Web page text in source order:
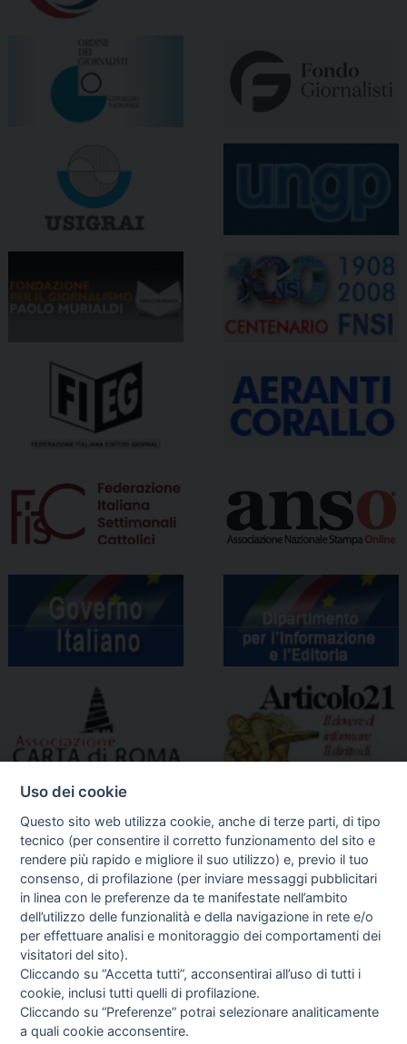
I libri Vedi tutti
Uso dei cookie
Questo sito web utilizza cookie, anche di terze parti, di tipo
tecnico (per consentire il corretto funzionamento del sito e
rendere più rapido e migliore il suo utilizzo) e, previo il tuo
consenso, di profilazione (per inviare messaggi pubblicitari
in linea con le preferenze da te manifestate nell’ambito
dell’utilizzo delle funzionalità e della navigazione in rete e/o
per effettuare analisi e monitoraggio dei comportamenti dei
visitatori del sito).
Cliccando su “Accetta tutti”, acconsentirai all’uso di tutti i
cookie, inclusi tutti quelli di profilazione.
Cliccando su “Preferenze” potrai selezionare analiticamente
a quali cookie acconsentire.